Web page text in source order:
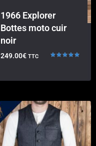
1966 Explorer
Bottes moto cuir
noir
249.00€ TTC